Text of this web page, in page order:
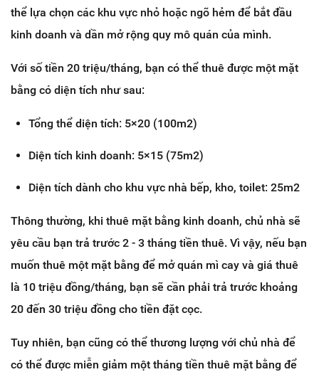
thể lựa chọn các khu vực nhỏ hoặc ngõ hẻm để bắt đầu
kinh doanh và dần mở rộng quy mô quán của mình.
Với số tiền 20 triệu/tháng, bạn có thể thuê được một mặt
bằng có diện tích như sau:
Tổng thể diện tích: 5×20 (100m2)
Diện tích kinh doanh: 5×15 (75m2)
Diện tích dành cho khu vực nhà bếp, kho, toilet: 25m2
Thông thường, khi thuê mặt bằng kinh doanh, chủ nhà sẽ
yêu cầu bạn trả trước 2 - 3 tháng tiền thuê. Vì vậy, nếu bạn
muốn thuê một mặt bằng để mở quán mì cay và giá thuê
là 10 triệu đồng/tháng, bạn sẽ cần phải trả trước khoảng
20 đến 30 triệu đồng cho tiền đặt cọc.
Tuy nhiên, bạn cũng có thể thương lượng với chủ nhà để
có thể được miễn giảm một tháng tiền thuê mặt bằng để